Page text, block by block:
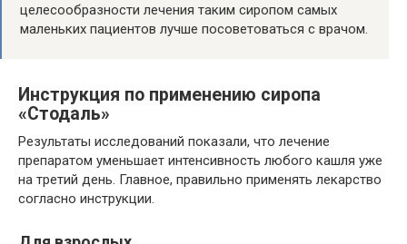
целесообразности лечения таким сиропом самых
маленьких пациентов лучше посоветоваться с врачом.
Инструкция по применению сиропа
«Стодаль»
Результаты исследований показали, что лечение
препаратом уменьшает интенсивность любого кашля уже
на третий день. Главное, правильно применять лекарство
согласно инструкции.